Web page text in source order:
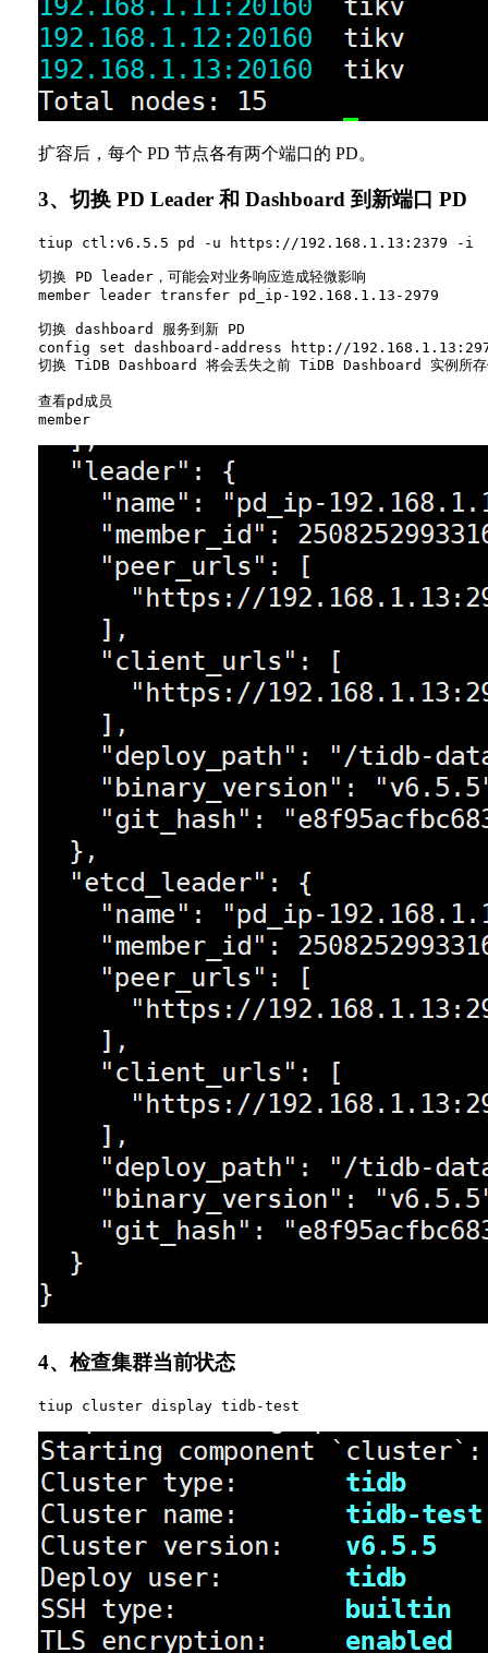
扩容后，每个 PD 节点各有两个端口的 PD。
3、切换 PD Leader 和 Dashboard 到新端口 PD
tiup ctl:v6.5.5 pd -u https://192.168.1.13:2379 -i
切换 PD leader，可能会对业务响应造成轻微影响
member leader transfer pd_ip-192.168.1.13-2979
切换 dashboard 服务到新 PD
config set dashboard-address http://
切换 TiDB Dashboard 将会丢失之前 TiDB Dashboard 实例所存储
查看pd成员
4、检查集群当前状态